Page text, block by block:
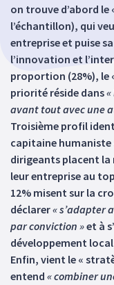
on trouve d’abord
l’échantillon), qui
entreprise et puise
l’innovation et
proportion (28%), le
priorité réside dans
avant tout avec une
Troisième profil
capitaine humaniste
dirigeants placent la
leur entreprise au
12% misent sur la
déclarer« s’adapter
par conviction »et à
développement
Enfin, vient le «
entend « combiner